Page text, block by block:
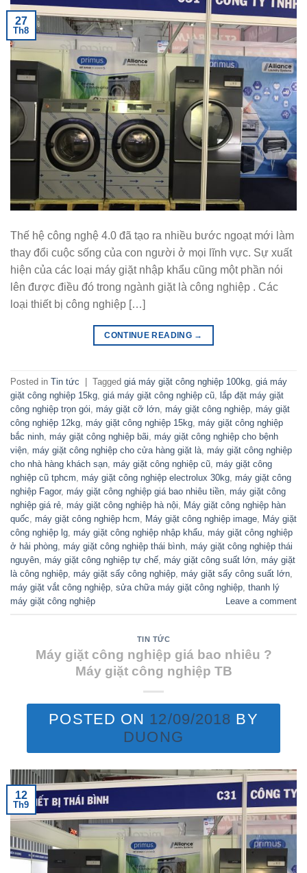
27
Th8
Thế hệ công nghệ 4.0 đã tạo ra nhiều bước ngoạt mới làm
thay đổi cuộc sống của con người ở mọi lĩnh vực. Sự xuất
hiện của các loại máy giặt nhập khẩu cũng một phần nói
lên được điều đó trong ngành giặt là công nghiệp . Các
loại thiết bị công nghiệp […]
CONTINUE READING →
Posted in Tin tức Tagged giá máy giặt công nghiệp 100kg giá máy
giặt công nghiệp 15kg giá máy giặt công nghiệp cũ
lắp đặt máy giặt
công nghiệp trọn gói máy giặt cỡ lớn máy giặt công nghiệp máy giặt
công nghiệp 12kg máy giặt công nghiệp 15kg máy giặt công nghiệp
bắc ninh máy giặt công nghiệp bãi máy giặt công nghiệp cho bệnh
viện máy giặt công nghiệp cho cửa hàng giặt là máy giặt công nghiệp
cho nhà hàng khách sạn máy giặt công nghiệp cũ máy giặt công
nghiệp cũ tphcm máy giặt công nghiệp electrolux 30kg máy giặt công
nghiệp Fagor, máy giặt công nghiệp giá bao nhiêu tiền máy giặt công
nghiệp giá rẻ máy giặt công nghiệp hà nội
Máy giặt công nghiệp hàn
quốc máy giặt công nghiệp hcm Máy giặt công nghiệp image
Máy giặt
công nghiệp lg máy giặt công nghiệp nhập khẩu máy giặt công nghiệp
ở hải phòng máy giặt công nghiệp thái bình máy giặt công nghiệp thái
nguyên máy giặt công nghiệp tự chế máy giặt công suất lớn máy giặt
là công nghiệp máy giặt sấy công nghiệp máy giặt sấy công suất lớn
máy giặt vắt công nghiệp sửa chữa máy giặt công nghiệp thanh lý
máy giặt công nghiệp
Leave a comment
TIN TỨC
Máy giặt công nghiệp giá bao nhiêu ?
Máy giặt công nghiệp TB
POSTED ON 12/09/2018 BY
DUONG
12
Th9